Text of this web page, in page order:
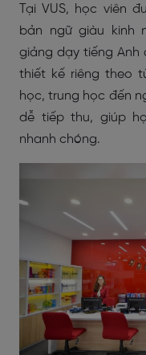
Tại VUS, học viên
bản ngữ giàu kinh
giảng dạy tiếng Anh
thiết kế riêng theo
học, trung học đến
dễ tiếp thu, giúp
nhanh chóng.